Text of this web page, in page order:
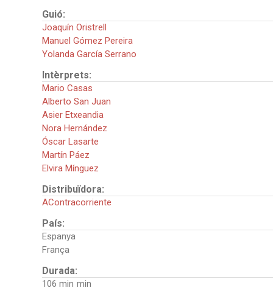
Guió:
Joaquín Oristrell
Manuel Gómez Pereira
Yolanda García Serrano
Intèrprets:
Mario Casas
Alberto San Juan
Asier Etxeandia
Nora Hernández
Óscar Lasarte
Martín Páez
Elvira Mínguez
Distribuïdora:
AContracorriente
País:
Espanya
França
Durada:
106 min